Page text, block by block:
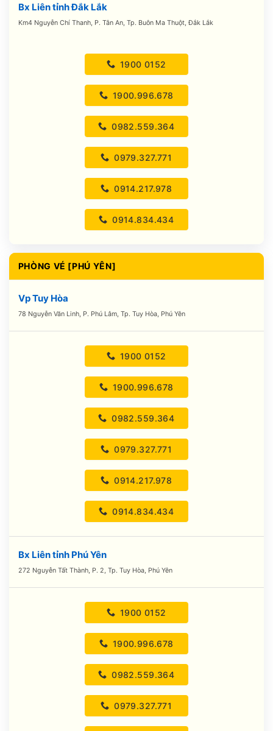
Bx Liên tỉnh Đắk Lắk
Km4 Nguyễn Chí Thanh, P. Tân An, Tp. Buôn Ma Thuột, Đắk Lắk
1900 0152
1900.996.678
0982.559.364
0979.327.771
0914.217.978
0914.834.434
PHÒNG VÉ [PHÚ YÊN]
Vp Tuy Hòa
78 Nguyễn Văn Linh, P. Phú Lâm, Tp. Tuy Hòa, Phú Yên
1900 0152
1900.996.678
0982.559.364
0979.327.771
0914.217.978
0914.834.434
Bx Liên tỉnh Phú Yên
272 Nguyễn Tất Thành, P. 2, Tp. Tuy Hòa, Phú Yên
1900 0152
1900.996.678
0982.559.364
0979.327.771